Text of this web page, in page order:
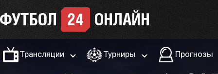
Трансляции Турниры Прогнозы